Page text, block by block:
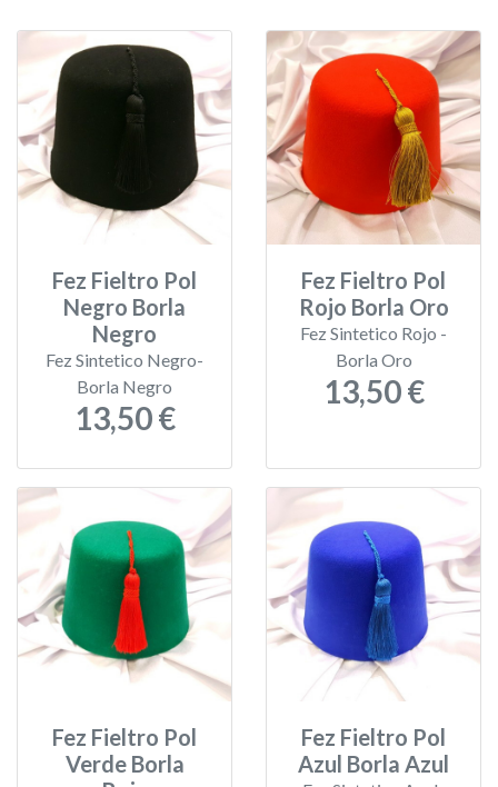
Fez Fieltro Pol
Negro Borla
Negro
Fez Sintetico Negro-
Borla Negro
13,50 €
Fez Fieltro Pol
Rojo Borla Oro
Fez Sintetico Rojo -
Borla Oro
13,50 €
Fez Fieltro Pol
Verde Borla
Fez Fieltro Pol
Azul Borla Azul